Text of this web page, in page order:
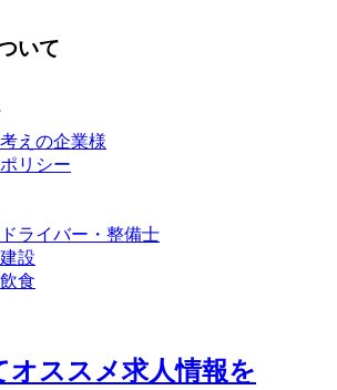
いて
えの企業様
リシー
ライバー・整備士
設
食
オススメ求人情報を